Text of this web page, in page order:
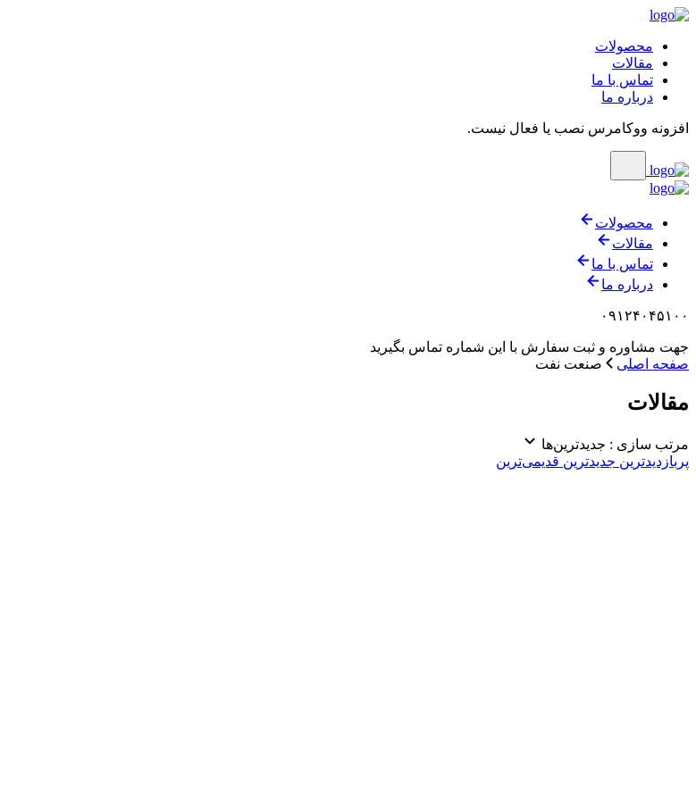
محصولات
مقالات
تماس با ما
درباره ما
افزونه ووکامرس نصب یا فعال نیست.
محصولات
مقالات
تماس با ما
درباره ما
۰۹۱۲۴۰۴۵۱۰۰
جهت مشاوره و ثبت سفارش با این شماره تماس بگیرید
صفحه اصلی
صنعت نفت
مقالات
مرتب سازی : جدیدترین‌ها
پربازدیدترین جدیدترین قدیمی‌ترین